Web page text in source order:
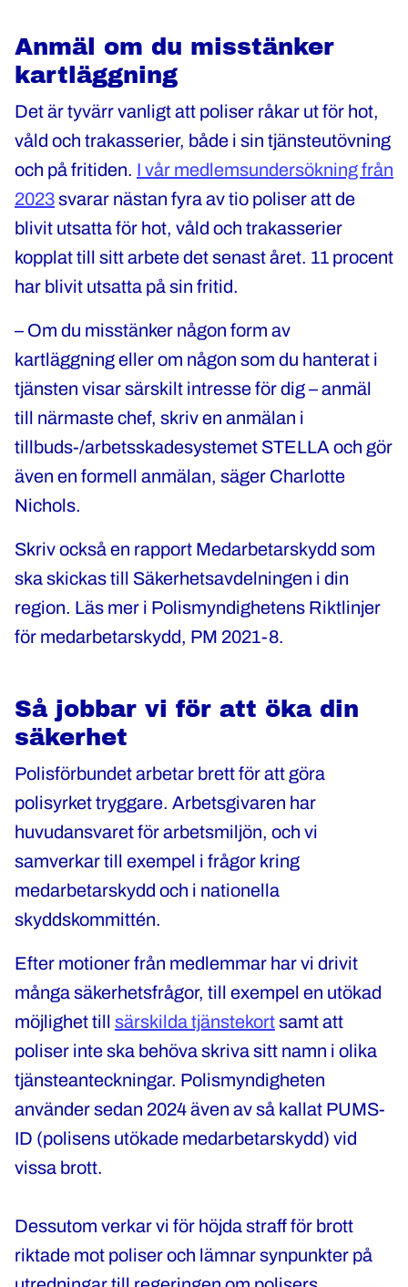
Anmäl om du misstänker
kartläggning
Det är tyvärr vanligt att poliser råkar ut för hot,
våld och trakasserier, både i sin tjänsteutövning
och på fritiden. I vår medlemsundersökning från
2023svarar nästan fyra av tio poliser att de
blivit utsatta för hot, våld och trakasserier
kopplat till sitt arbete det senast året. 11 procent
har blivit utsatta på sin fritid.
– Om du misstänker någon form av
kartläggning eller om någon som du hanterat i
tjänsten visar särskilt intresse för dig – anmäl
till närmaste chef, skriv en anmälan i
tillbuds-/arbetsskadesystemet STELLA och gör
även en formell anmälan, säger Charlotte
Nichols.
Skriv också en rapport Medarbetarskydd som
ska skickas till Säkerhetsavdelningen i din
region. Läs mer i Polismyndighetens Riktlinjer
för medarbetarskydd, PM 2021-8.
Så jobbar vi för att öka din
säkerhet
Polisförbundet arbetar brett för att göra
polisyrket tryggare. Arbetsgivaren har
huvudansvaret för arbetsmiljön, och vi
samverkar till exempel i frågor kring
medarbetarskydd och i nationella
skyddskommittén.
Efter motioner från medlemmar har vi drivit
många säkerhetsfrågor, till exempel en utökad
möjlighet till särskilda tjänstekortsamt att
poliser inte ska behöva skriva sitt namn i olika
tjänsteanteckningar. Polismyndigheten
använder sedan 2024 även av så kallat PUMS-
ID (polisens utökade medarbetarskydd) vid
vissa brott.
Dessutom verkar vi för höjda straff för brott
riktade mot poliser och lämnar synpunkter på